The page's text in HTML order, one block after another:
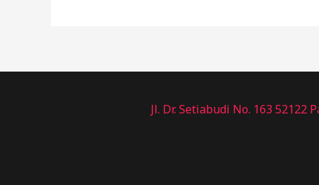
Jl. Dr. Setiabudi No. 163 52122